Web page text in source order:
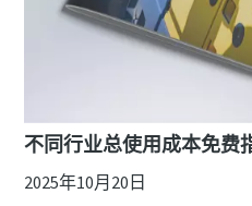
不同行业总使用成本免费
2025年10月20日